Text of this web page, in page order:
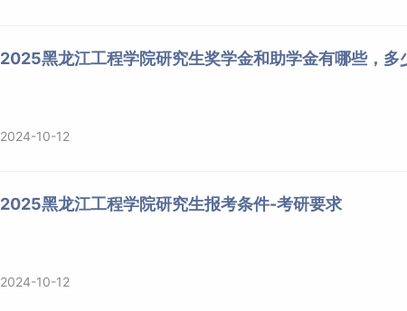
2025黑龙江工程学院研究生奖学金和助学金有哪些，多
2024-10-12
2025黑龙江工程学院研究生报考条件-考研要求
2024-10-12